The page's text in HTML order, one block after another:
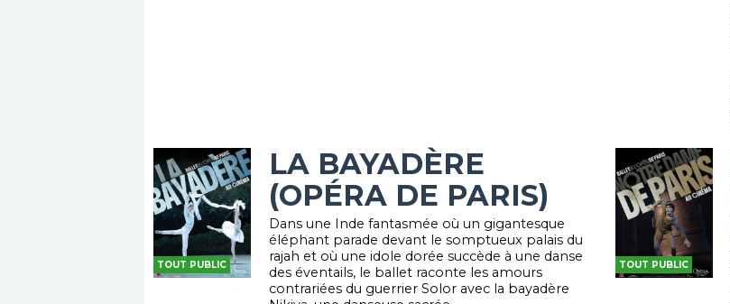
TOUT PUBLIC
LA BAYADÈRE
(OPÉRA DE PARIS)
Dans une Inde fantasmée où un gigantesque
éléphant parade devant le somptueux palais du
rajah et où une idole dorée succède à une danse
des éventails, le ballet raconte les amours
contrariées du guerrier Solor avec la bayadère
TOUT PUBLIC